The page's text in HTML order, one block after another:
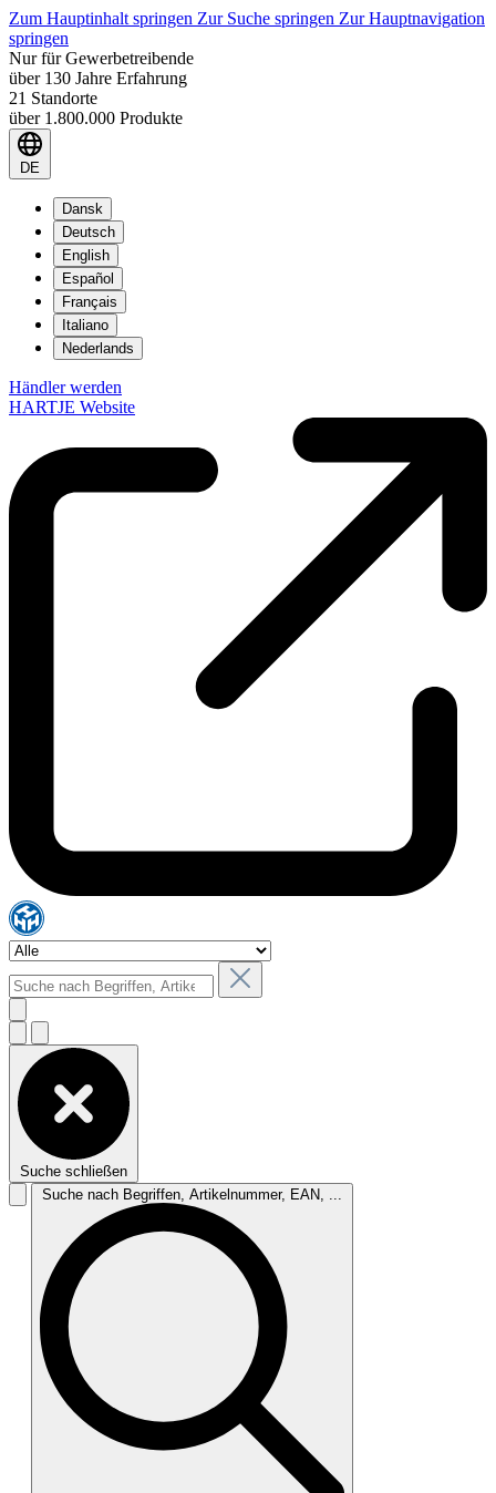
Zum Hauptinhalt springen Zur Suche springen Zur Hauptnavigation
springen
Nur für Gewerbetreibende
über 130 Jahre Erfahrung
21 Standorte
über 1.800.000 Produkte
DE
Dansk
Deutsch
English
Español
Français
Italiano
Nederlands
Händler werden
HARTJE Website
Suche schließen
Suche nach Begriffen, Artikelnummer, EAN, ...